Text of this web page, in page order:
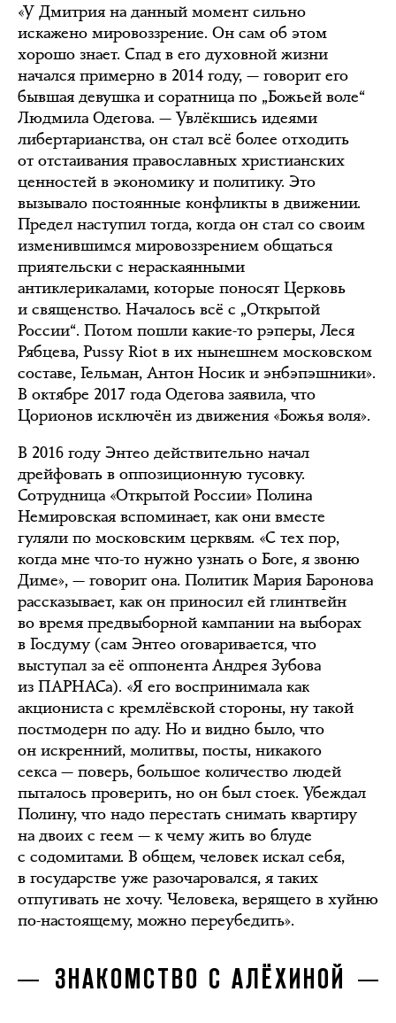
«У Дмитрия на данный момент сильно
искажено мировоззрение. Он сам об этом
хорошо знает. Спад в его духовной жизни
начался примерно в 2014 году, — говорит его
бывшая девушка и соратница по „Божьей воле“
Людмила Одегова. — Увлёкшись идеями
либертарианства, он стал всё более отходить
от отстаивания православных христианских
ценностей в экономику и политику. Это
вызывало постоянные конфликты в движении.
Предел наступил тогда, когда он стал со своим
изменившимся мировоззрением общаться
приятельски с нераскаянными
антиклерикалами, которые поносят Церковь
и священство. Началось всё с „Открытой
России“. Потом пошли какие-то рэперы, Леся
Рябцева, Pussy Riot в их нынешнем московском
составе, Гельман, Антон Носик и энбэпэшники».
В октябре 2017 года Одегова заявила, что
Цорионов исключён из движения «Божья воля».
В 2016 году Энтео действительно начал
дрейфовать в оппозиционную тусовку.
Сотрудница «Открытой России» Полина
Немировская вспоминает, как они вместе
гуляли по московским церквям. «С тех пор,
когда мне что-то нужно узнать о Боге, я звоню
Диме», — говорит она. Политик Мария Баронова
рассказывает, как он приносил ей глинтвейн
во время предвыборной кампании на выборах
в Госдуму (сам Энтео оговаривается, что
выступал за её оппонента Андрея Зубова
из ПАРНАСа). «Я его воспринимала как
акциониста с кремлёвской стороны, ну такой
постмодерн по аду. Но и видно было, что
он искренний, молитвы, посты, никакого
секса — поверь, большое количество людей
пыталось проверить, но он был стоек. Убеждал
Полину, что надо перестать снимать квартиру
на двоих с геем — к чему жить во блуде
с содомитами. В общем, человек искал себя,
в государстве уже разочаровался, я таких
отпугивать не хочу. Человека, верящего в хуйню
по-настоящему, можно переубедить».
ЗНАКОМСТВО С АЛЁХИНОЙ